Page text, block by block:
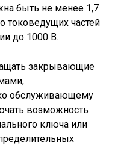
быть не менее 1,7
токоведущих частей
до 1000 В.
закрывающие
обслуживающему
возможность
ключа или